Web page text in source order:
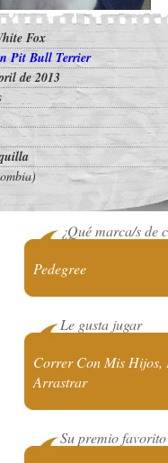
Fox
Pit Bull Terrier
de 2013
¿Qué marca/s de
Pedegree
Le gusta jugar
Correr Con Mis Hijos,
Arrastrar
Su premio favorito